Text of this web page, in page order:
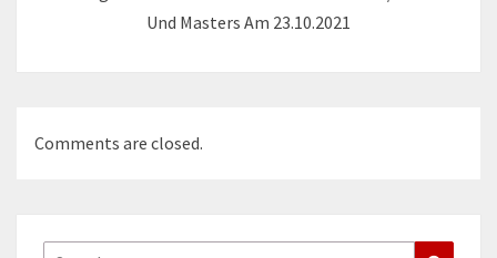
Und Masters Am 23.10.2021
Comments are closed.